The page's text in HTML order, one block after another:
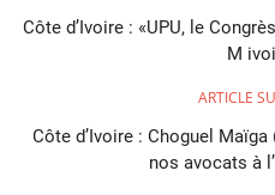
Côte d’Ivoire : «UPU, le
M
ARTICLE
Côte d’Ivoire : Choguel
nos avocats à